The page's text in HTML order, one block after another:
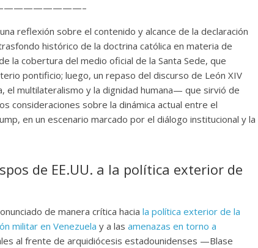
reflexión sobre el contenido y alcance de la declaración
histórico de la doctrina católica en materia de
la cobertura del medio oficial de la Santa Sede, que
pontificio; luego, un repaso del discurso de León XIV
multilateralismo y la dignidad humana— que sirvió de
consideraciones sobre la dinámica actual entre el
en un escenario marcado por el diálogo institucional y la
de EE.UU. a la política exterior de
de manera crítica hacia la política exterior de la
militar en Venezuela y a las amenazas en torno a
al frente de arquidiócesis estadounidenses —Blase